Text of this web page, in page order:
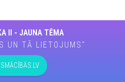
II - JAUNA TĒMA
UN TĀ LIETOJUMS"